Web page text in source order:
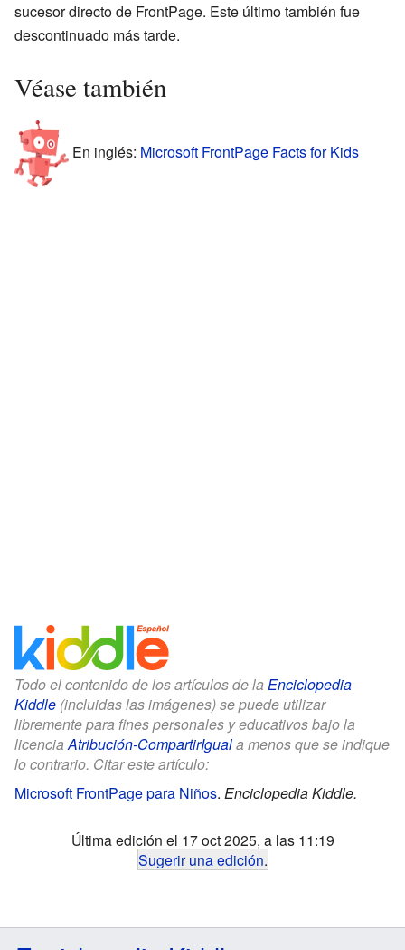
sucesor directo de FrontPage. Este último también fue
descontinuado más tarde.
Véase también
En inglés: Microsoft FrontPage Facts for Kids
Todo el contenido de los artículos de la Enciclopedia
Kiddle (incluidas las imágenes) se puede utilizar
libremente para fines personales y educativos bajo la
licenciaAtribución-CompartirIguala menos que se indique
lo contrario. Citar este artículo:
Microsoft FrontPage para Niños. Enciclopedia Kiddle.
Última edición el 17 oct 2025, a las 11:19
Sugerir una edición.